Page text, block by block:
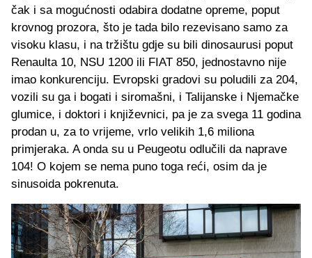
čak i sa mogućnosti odabira dodatne opreme, poput
krovnog prozora, što je tada bilo rezevisano samo za
visoku klasu, i na tržištu gdje su bili dinosaurusi poput
Renaulta 10, NSU 1200 ili FIAT 850, jednostavno nije
imao konkurenciju. Evropski gradovi su poludili za 204,
vozili su ga i bogati i siromašni, i Talijanske i Njemačke
glumice, i doktori i književnici, pa je za svega 11 godina
prodan u, za to vrijeme, vrlo velikih 1,6 miliona
primjeraka. A onda su u Peugeotu odlučili da naprave
104! O kojem se nema puno toga reći, osim da je
sinusoida pokrenuta.